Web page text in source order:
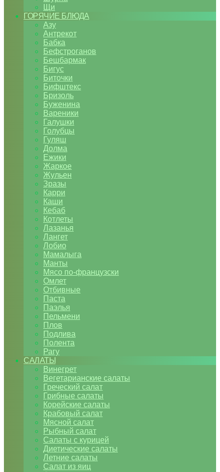
Щи
ГОРЯЧИЕ БЛЮДА
Азу
Антрекот
Бабка
Бефстроганов
Бешбармак
Бигус
Биточки
Бифштекс
Бризоль
Буженина
Вареники
Галушки
Голубцы
Гуляш
Долма
Ежики
Жаркое
Жульен
Зразы
Карри
Каши
Кебаб
Котлеты
Лазанья
Лангет
Лобио
Мамалыга
Манты
Мясо по-французски
Омлет
Отбивные
Паста
Паэлья
Пельмени
Плов
Подлива
Полента
Рагу
САЛАТЫ
Винегрет
Вегетарианские салаты
Греческий салат
Грибные салаты
Корейские салаты
Крабовый салат
Мясной салат
Рыбный салат
Салаты с курицей
Диетические салаты
Летние салаты
Салат из яиц